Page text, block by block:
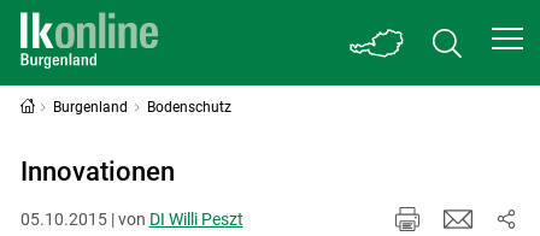
Burgenland Bodenschutz
Innovationen
05.10.2015 | von DI Willi Peszt